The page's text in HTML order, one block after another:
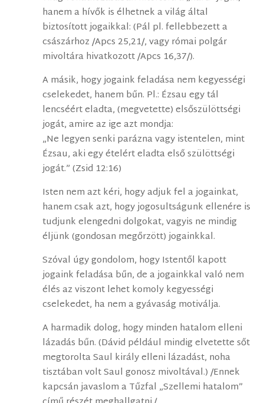
hanem a hívők is élhetnek a világ által
biztosított jogaikkal: (Pál pl. fellebbezett a
császárhoz /Apcs 25,21/, vagy római polgár
mivoltára hivatkozott /Apcs 16,37/).
A másik, hogy jogaink feladása nem kegyességi
cselekedet, hanem bűn. Pl.: Ézsau egy tál
lencséért eladta, (megvetette) elsőszülöttségi
jogát, amire az ige azt mondja:
„Ne legyen senki parázna vagy istentelen, mint
Ézsau, aki egy ételért eladta első szülöttségi
jogát.” (Zsid 12:16)
Isten nem azt kéri, hogy adjuk fel a jogainkat,
hanem csak azt, hogy jogosultságunk ellenére is
tudjunk elengedni dolgokat, vagyis ne mindig
éljünk (gondosan megőrzött) jogainkkal.
Szóval úgy gondolom, hogy Istentől kapott
jogaink feladása bűn, de a jogainkkal való nem
élés az viszont lehet komoly kegyességi
cselekedet, ha nem a gyávaság motiválja.
A harmadik dolog, hogy minden hatalom elleni
lázadás bűn. (Dávid például mindig elvetette sőt
megtorolta Saul király elleni lázadást, noha
tisztában volt Saul gonosz mivoltával.) /Ennek
kapcsán javaslom a Tűzfal „Szellemi hatalom”